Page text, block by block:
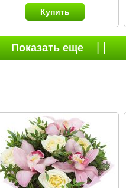
Купить
Показать еще